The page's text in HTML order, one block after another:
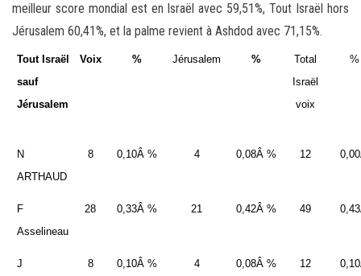
meilleur score mondial est en Israël avec 59,51%, Tout Israël hors
Jérusalem 60,41%, et la palme revient à Ashdod avec 71,15%.
Tout Israël
sauf
Jérusalem
Voix % Jérusalem %
Total
Israël
voix
%
N
ARTHAUD
8 0,10Â % 4 0,08Â % 12
F
Asselineau
28 0,33Â % 21 0,42Â % 49
J
8 0,10Â % 4 0,08Â % 12